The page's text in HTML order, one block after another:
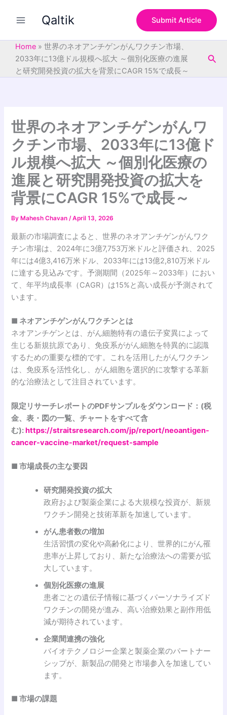
Qaltik Submit Article
Home » 世界のネオアンチゲンがんワクチン市場、
2033年に13億ドル規模へ拡大 ～個別化医療の進展
と研究開発投資の拡大を背景にCAGR 15%で成長～
世界のネオアンチゲンがんワ
クチン市場、2033年に13億ド
ル規模へ拡大 ～個別化医療の
進展と研究開発投資の拡大を
背景にCAGR 15%で成長～
By Mahesh Chavan/April 13, 2026
最新の市場調査によると、世界のネオアンチゲンがんワク
チン市場は、2024年に3億7,753万米ドルと評価され、2025
年には4億3,416万米ドル、2033年には13億2,810万米ドル
に達する見込みです。予測期間（2025年～2033年）におい
て、年平均成長率（CAGR）は15%と高い成長が予測されて
います。
■ ネオアンチゲンがんワクチンとは
ネオアンチゲンとは、がん細胞特有の遺伝子変異によって
生じる新規抗原であり、免疫系ががん細胞を特異的に認識
するための重要な標的です。これを活用したがんワクチン
は、免疫系を活性化し、がん細胞を選択的に攻撃する革新
的な治療法として注目されています。
限定リサーチレポートのPDFサンプルをダウンロード：(税
金、表・図の一覧、チャートをすべて含
む):https://straitsresearch.com/jp/report/neoantigen-
cancer-vaccine-market/request-sample
■ 市場成長の主な要因
研究開発投資の拡大
政府および製薬企業による大規模な投資が、新規
ワクチン開発と技術革新を加速しています。
がん患者数の増加
生活習慣の変化や高齢化により、世界的にがん罹
患率が上昇しており、新たな治療法への需要が拡
大しています。
個別化医療の進展
患者ごとの遺伝子情報に基づくパーソナライズド
ワクチンの開発が進み、高い治療効果と副作用低
減が期待されています。
企業間連携の強化
バイオテクノロジー企業と製薬企業のパートナー
シップが、新製品の開発と市場参入を加速してい
ます。
■ 市場の課題